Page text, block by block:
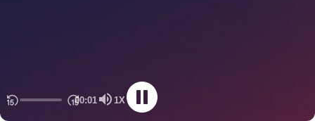
00:01 1X